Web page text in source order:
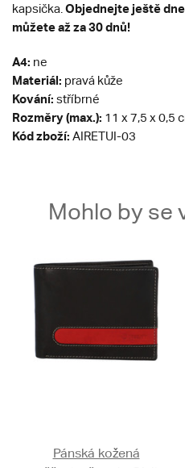
kapsička. Objednejte ještě
můžete až za 30 dnů!
A4: ne
Materiál: pravá kůže
Kování: stříbrné
Rozměry (max.): 11 x 7,5 x 0,5
Kód zboží: AIRETUI-03
Mohlo by se
Pánská kožená